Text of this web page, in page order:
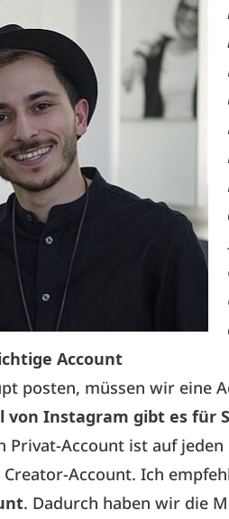
Account
posten, müssen wir eine
von Instagram gibt es für
Privat-Account ist auf jeden
Account. Ich
. Dadurch haben wir die